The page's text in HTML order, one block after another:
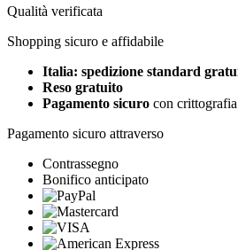
Qualità verificata
Shopping sicuro e affidabile
Italia: spedizione standard
Reso gratuito
Pagamento sicuro con
Pagamento sicuro attraverso
Contrassegno
Bonifico anticipato